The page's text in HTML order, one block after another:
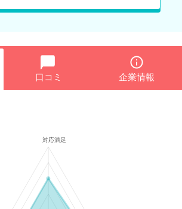
口コミ 企業情報